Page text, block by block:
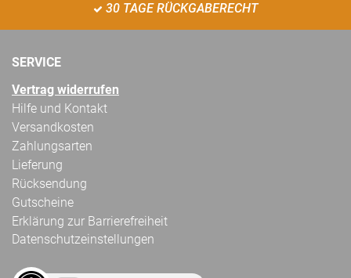
30 TAGE RÜCKGABERECHT
SERVICE
Vertrag widerrufen
Hilfe und Kontakt
Versandkosten
Zahlungsarten
Lieferung
Rücksendung
Gutscheine
Erklärung zur Barrierefreiheit
Datenschutzeinstellungen